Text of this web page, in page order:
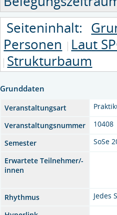
Seiteninhalt:
Personen
Laut
Strukturbaum
Grunddaten
Veranstaltungsart
Veranstaltungsnummer
10408
Semester
SoSe
Erwartete Teilnehmer/-
innen
Rhythmus
Jedes